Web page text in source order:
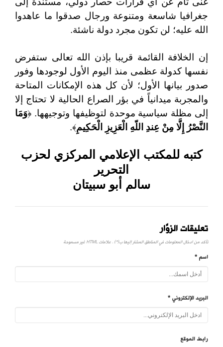
جغرافيا شاسعة ومتنوعة ورجال صدقوا ما عاهدوا
الله عليه؛ لن تكون مجرد دولة ناشئة.
إن الخلافة القائمة قريبا بإذن الله تعالى ستفرض
نفسها كدولة عظمى منذ اليوم الأول لوجودها وفور
صدور بيانها الأول؛ لأن كل هذه الإمكانات المتاحة
والمجربة ميدانياً في بؤر الصراع الحالية لا تحتاج إلا
إلى مظلة سياسية موحدة لتوظيفها وتوجيهها. ﴿وَمَا
النَّصْرُ إِلَّا مِنْ عِندِ اللّهِ الْعَزِيزِ الْحَكِيمِ﴾.
كتبه للمكتب الإعلامي المركزي لحزب
التحرير
سالم أبو سبيتان
تعليقات الزوَّار
تأكد من ادخال المعلومات في المناطق المشار إليها ب(*) . علامات HTML غير مسموحة
اسم *
البريد الإلكتروني *
رابط الموقع